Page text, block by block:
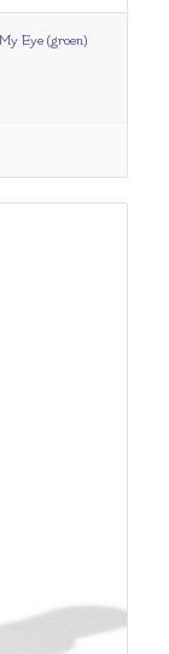
Eye (groen)